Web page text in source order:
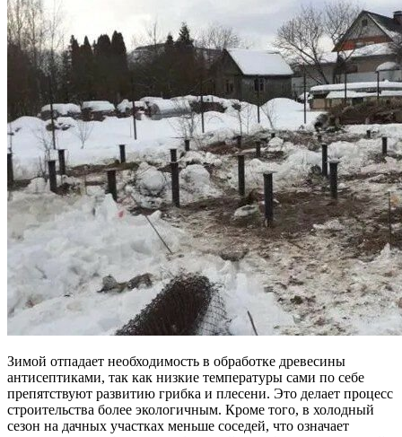
Зимой отпадает необходимость в обработке древесины
антисептиками, так как низкие температуры сами по себе
препятствуют развитию грибка и плесени. Это делает процесс
строительства более экологичным. Кроме того, в холодный
сезон на дачных участках меньше соседей, что означает